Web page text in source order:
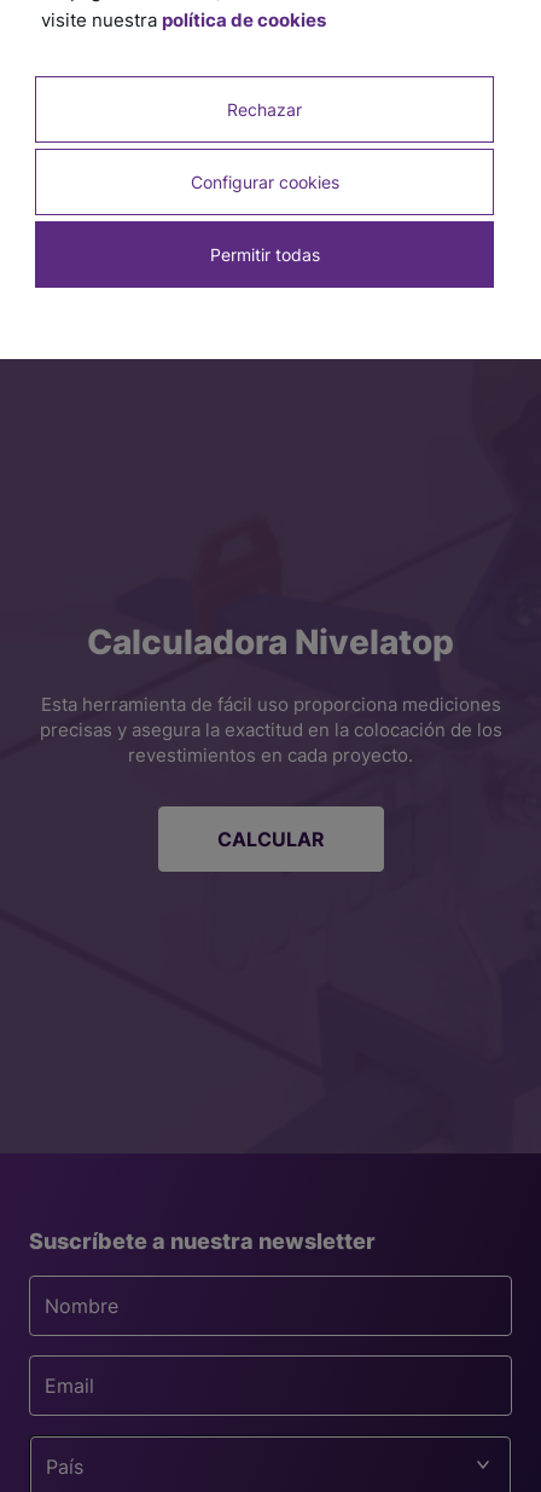
- Sirven para trabajos profesionales y también para
CONTACTANOS
Calculadora Nivelatop
Esta herramienta de fácil uso proporciona mediciones
precisas y asegura la exactitud en la colocación de los
revestimientos en cada proyecto.
CALCULAR
Suscríbete a nuestra newsletter
País
visite nuestra política de cookies
Rechazar
Configurar cookies
Permitir todas